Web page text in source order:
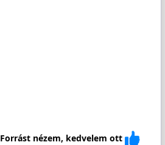
Forrást nézem, kedvelem ott